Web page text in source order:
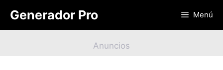
contenido
Generador Pro Menú
Anuncios